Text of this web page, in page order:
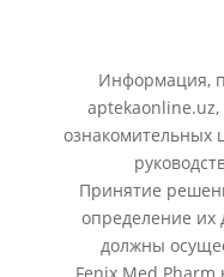
Информация,
aptekaonline.uz,
ознакомительных
Принятие
определение их
должны